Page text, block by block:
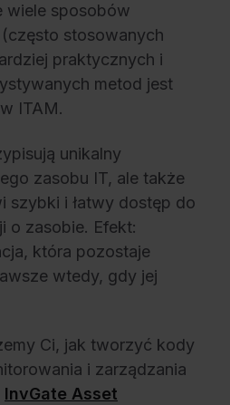
wiele sposobów
stosowanych
praktycznych i
metod jest
ITAM.
unikalny
zasobu IT, ale także
szybki i łatwy dostęp do
o zasobie. Efekt:
która pozostaje
wtedy, gdy jej
Ci, jak tworzyć kody
i zarządzania
InvGate Asset